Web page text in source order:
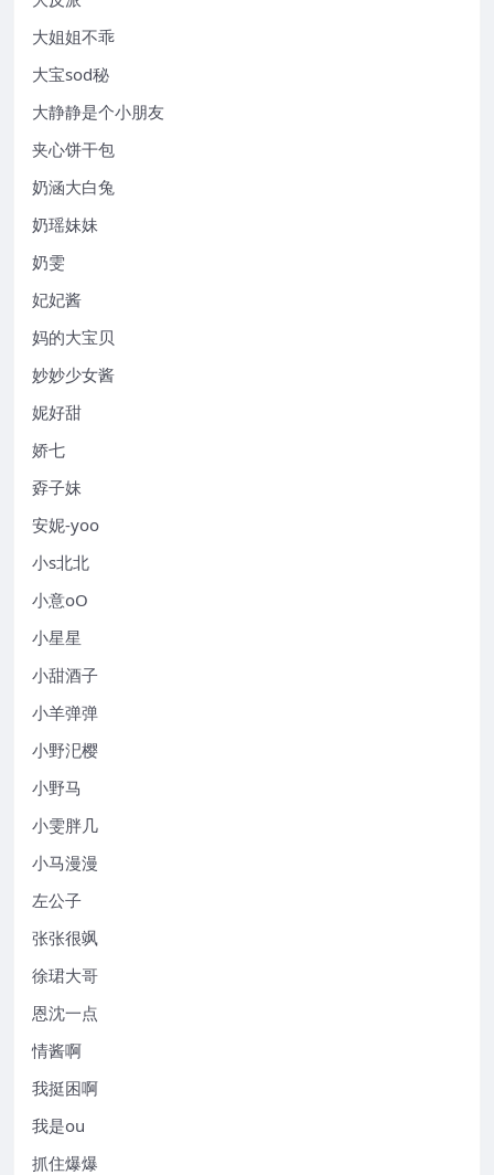
大姐姐不乖
大宝sod秘
大静静是个小朋友
夹心饼干包
奶涵大白兔
奶瑶妹妹
奶雯
妃妃酱
妈的大宝贝
妙妙少女酱
妮好甜
娇七
孬子妹
安妮-yoo
小s北北
小意oO
小星星
小甜酒子
小羊弹弹
小野汜樱
小野马
小雯胖几
小马漫漫
左公子
张张很飒
徐珺大哥
恩沈一点
情酱啊
我挺困啊
我是ou
抓住爆爆